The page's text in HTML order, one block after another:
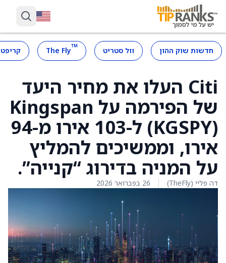
חדשות שוק ההון וול סטריט ™
The Fly
Citi העלו את מחיר היעד
של הפירמה על Kingspan
(KGSPY) ל-103 אירו מ-94
אירו, וממשיכים להמליץ
על המניה בדירוג “קנייה”.
דה פליי (TheFly) 26 בפברואר 2026